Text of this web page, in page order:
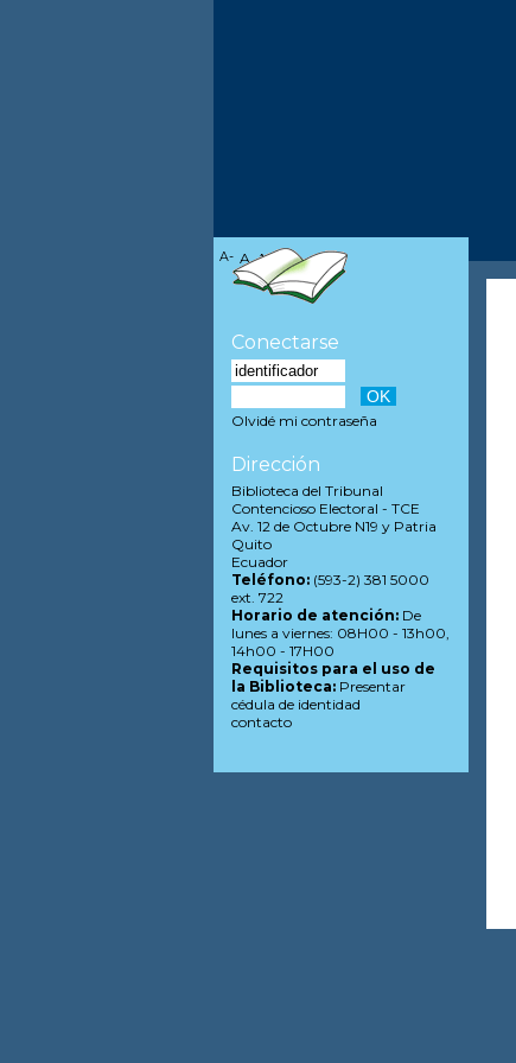
A- A A+
Conectarse
Olvidé mi contraseña
Dirección
Biblioteca del Tribunal
Contencioso Electoral - TCE
Av. 12 de Octubre N19 y Patria
Quito
Ecuador
Teléfono:(593-2) 381 5000
ext. 722
Horario de atención:De
lunes a viernes: 08H00 - 13h00,
14h00 - 17H00
Requisitos para el uso de
la Biblioteca:Presentar
cédula de identidad
contacto